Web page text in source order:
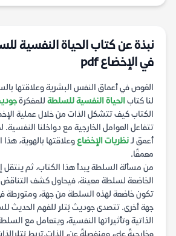
نبذة عن كتاب الحياة النفسية
في الإخضاع pdf
الغوص في أعماق النفس البشرية وعلاقتها
لنا كتابالحياة النفسية للسلطة للمفكرة
الكتاب كيف تتشكل الذات من خلال عملية
تتفاعل العوامل الخارجية مع دواخلنا
أعمق لـنظريات الإخضاعوعلاقتها بالهوية، هذا
معمقًا.
من مسألة السلطة يبدأ هذا الكتاب، ثم ينتقل
الخاضعة لسلطة معينة، فيحاول كشف التناقض
تكون خاضعة لهذه السلطة من جهة، ومتورطة
جهة أخرى. تتصدى جوديث بَتلر للفهم الحديث
الذاتية وتأثيراتها النفسية، ويتعامل مع